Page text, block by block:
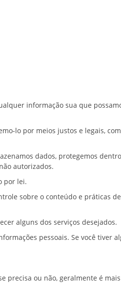
informação sua que
lo por meios justos e legais,
usado.
dados, protegemos
não autorizados.
exigido por lei.
sobre o conteúdo e práticas
fornecer alguns dos serviços
pessoais. Se você tiver
precisa ou não, geralmente é